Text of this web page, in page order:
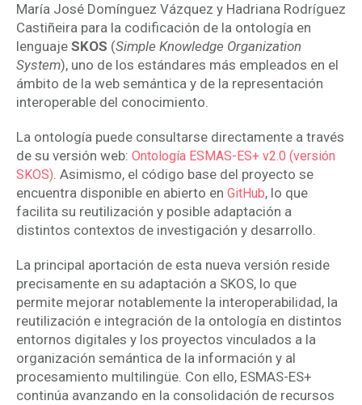
María José Domínguez Vázquez y Hadriana Rodríguez
Castiñeira para la codificación de la ontología en
lenguaje SKOS (Simple Knowledge Organization
System), uno de los estándares más empleados en el
ámbito de la web semántica y de la representación
interoperable del conocimiento.
La ontología puede consultarse directamente a través
de su versión web: Ontología ESMAS-ES+ v2.0 (versión
SKOS). Asimismo, el código base del proyecto se
encuentra disponible en abierto en GitHub, lo que
facilita su reutilización y posible adaptación a
distintos contextos de investigación y desarrollo.
La principal aportación de esta nueva versión reside
precisamente en su adaptación a SKOS, lo que
permite mejorar notablemente la interoperabilidad, la
reutilización e integración de la ontología en distintos
entornos digitales y los proyectos vinculados a la
organización semántica de la información y al
procesamiento multilingüe. Con ello, ESMAS-ES+
continúa avanzando en la consolidación de recursos